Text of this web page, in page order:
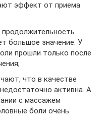
эффект от приема
большое значение. У
прошли только после
что в качестве
активна. А
с массажем
боли очень